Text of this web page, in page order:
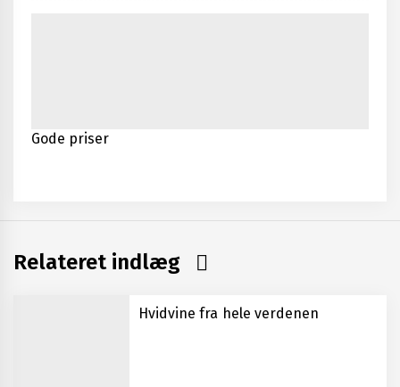
Gode priser
Relateret indlæg
Hvidvine fra hele verdenen